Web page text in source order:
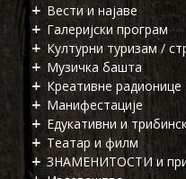
Вести и најаве
Галеријски програм
Културни туризам /
Музичка башта
Креативне радионице
Манифестације
Едукативни и
Театар и филм
ЗНАМЕНИТОСТИ и